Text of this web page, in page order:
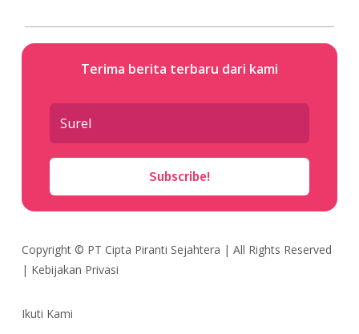
Terima berita terbaru dari kami
Subscribe!
Copyright © PT Cipta Piranti Sejahtera | All Rights Reserved
| Kebijakan Privasi
Ikuti Kami